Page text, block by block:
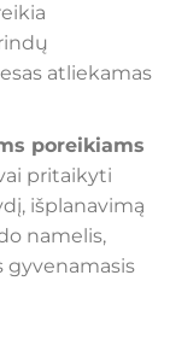
atliekamas
poreikiams
pritaikyti
išplanavimą
namelis,
gyvenamasis